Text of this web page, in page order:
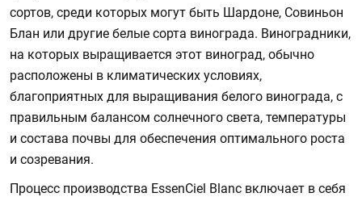
сортов, среди которых могут быть Шардоне, Совиньон
Блан или другие белые сорта винограда. Виноградники,
на которых выращивается этот виноград, обычно
расположены в климатических условиях,
благоприятных для выращивания белого винограда, с
правильным балансом солнечного света, температуры
и состава почвы для обеспечения оптимального роста
и созревания.
Процесс производства EssenCiel Blanc включает в себя